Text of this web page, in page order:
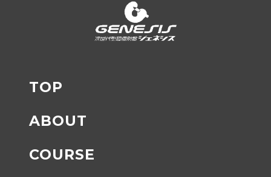
TOP
ABOUT
COURSE